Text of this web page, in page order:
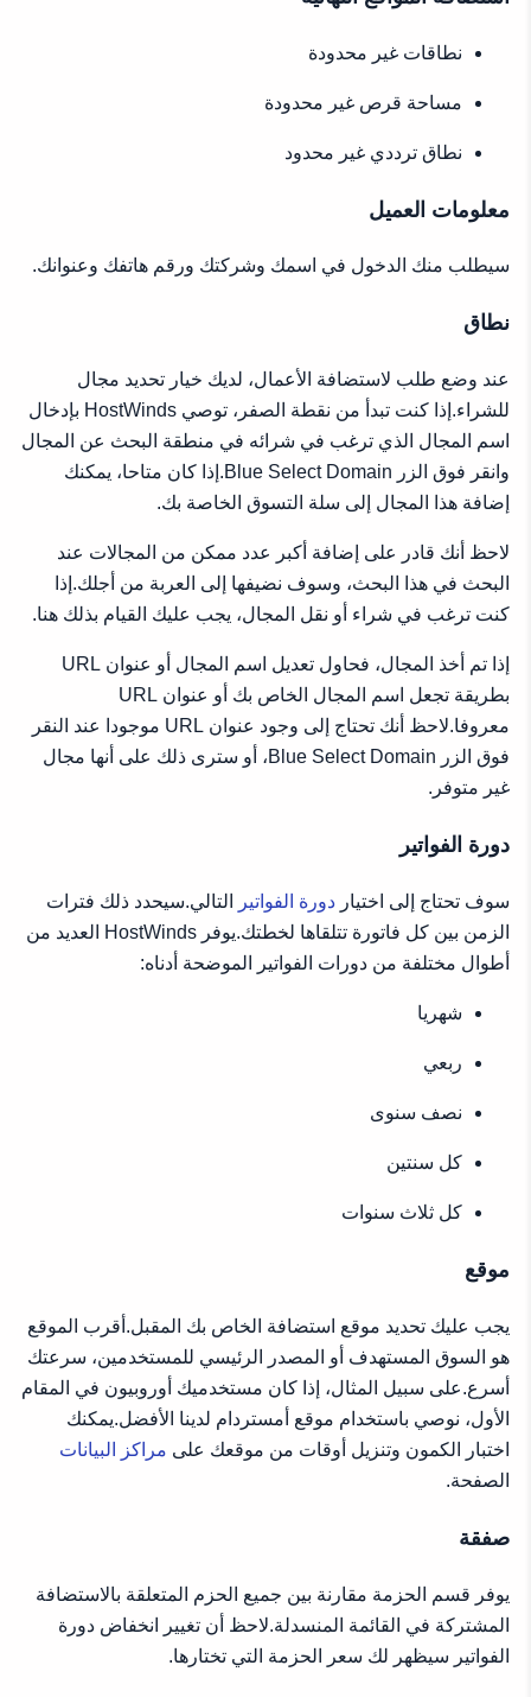
نطاقات غير محدودة
مساحة قرص غير محدودة
نطاق ترددي غير محدود
معلومات العميل
سيطلب منك الدخول في اسمك وشركتك ورقم هاتفك وعنوانك.
نطاق
عند وضع طلب لاستضافة الأعمال، لديك خيار تحديد مجال
للشراء.إذا كنت تبدأ من نقطة الصفر، توصي HostWinds بإدخال
اسم المجال الذي ترغب في شرائه في منطقة البحث عن المجال
وانقر فوق الزر Blue Select Domain.إذا كان متاحا، يمكنك
إضافة هذا المجال إلى سلة التسوق الخاصة بك.
لاحظ أنك قادر على إضافة أكبر عدد ممكن من المجالات عند
البحث في هذا البحث، وسوف نضيفها إلى العربة من أجلك.إذا
كنت ترغب في شراء أو نقل المجال، يجب عليك القيام بذلك هنا.
إذا تم أخذ المجال، فحاول تعديل اسم المجال أو عنوان URL
بطريقة تجعل اسم المجال الخاص بك أو عنوان URL
معروفا.لاحظ أنك تحتاج إلى وجود عنوان URL موجودا عند النقر
فوق الزر Blue Select Domain، أو سترى ذلك على أنها مجال
غير متوفر.
دورة الفواتير
سوف تحتاج إلى اختيار دورة الفواتير
التالي.سيحدد ذلك فترات
الزمن بين كل فاتورة تتلقاها لخطتك.يوفر HostWinds العديد من
أطوال مختلفة من دورات الفواتير الموضحة أدناه:
شهريا
ربعي
نصف سنوى
كل سنتين
كل ثلاث سنوات
موقع
يجب عليك تحديد موقع استضافة الخاص بك المقبل.أقرب الموقع
هو السوق المستهدف أو المصدر الرئيسي للمستخدمين، سرعتك
أسرع.على سبيل المثال، إذا كان مستخدميك أوروبيون في المقام
الأول، نوصي باستخدام موقع أمستردام لدينا الأفضل.يمكنك
اختبار الكمون وتنزيل أوقات من موقعك على مراكز البيانات
الصفحة.
صفقة
يوفر قسم الحزمة مقارنة بين جميع الحزم المتعلقة بالاستضافة
المشتركة في القائمة المنسدلة.لاحظ أن تغيير انخفاض دورة
الفواتير سيظهر لك سعر الحزمة التي تختارها.